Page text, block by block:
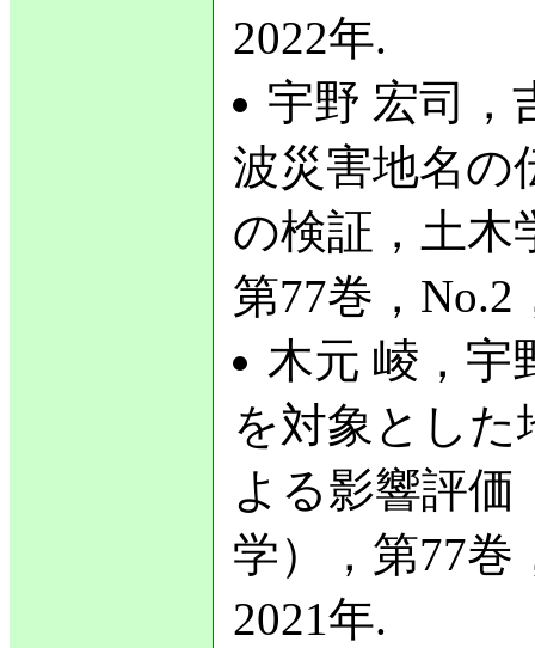
2022年.
宇野 宏司，
波災害地名の
の検証，土木
第77巻，No.2
木元 崚，宇
を対象とした
よる影響評価
学），第77巻
2021年.